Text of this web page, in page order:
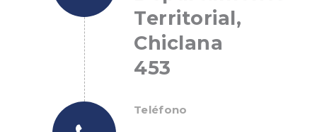
Territorial,
Chiclana
453
Teléfono